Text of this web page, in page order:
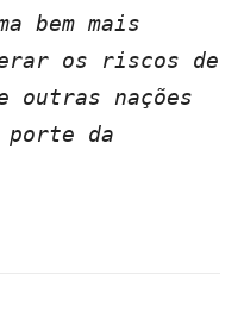
bem mais
os riscos de
outras nações
porte da